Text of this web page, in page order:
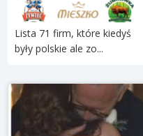
Lista 71 firm, które kiedyś
były polskie ale zo...